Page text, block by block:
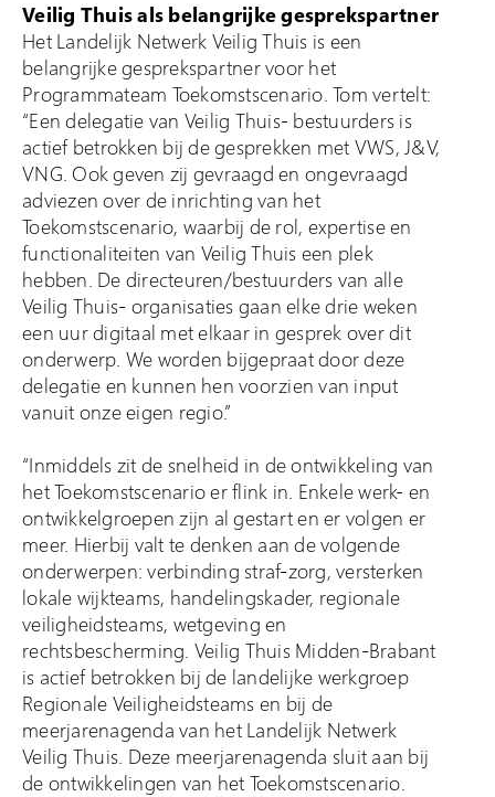
Veilig Thuis als belangrijke gesprekspartner
Het Landelijk Netwerk Veilig Thuis is een
belangrijke gesprekspartner voor het
Programmateam Toekomstscenario. Tom vertelt:
“Een delegatie van Veilig Thuis- bestuurders is
actief betrokken bij de gesprekken met VWS, J&V,
VNG. Ook geven zij gevraagd en ongevraagd
adviezen over de inrichting van het
Toekomstscenario, waarbij de rol, expertise en
functionaliteiten van Veilig Thuis een plek
hebben. De directeuren/bestuurders van alle
Veilig Thuis- organisaties gaan elke drie weken
een uur digitaal met elkaar in gesprek over dit
onderwerp. We worden bijgepraat door deze
delegatie en kunnen hen voorzien van input
vanuit onze eigen regio.”
“Inmiddels zit de snelheid in de ontwikkeling van
het Toekomstscenario er flink in. Enkele werk- en
ontwikkelgroepen zijn al gestart en er volgen er
meer. Hierbij valt te denken aan de volgende
onderwerpen: verbinding straf-zorg, versterken
lokale wijkteams, handelingskader, regionale
veiligheidsteams, wetgeving en
rechtsbescherming. Veilig Thuis Midden-Brabant
is actief betrokken bij de landelijke werkgroep
Regionale Veiligheidsteams en bij de
meerjarenagenda van het Landelijk Netwerk
Veilig Thuis. Deze meerjarenagenda sluit aan bij
de ontwikkelingen van het Toekomstscenario.